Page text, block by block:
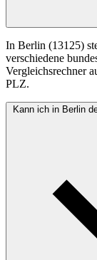
In Berlin (13125)
verschiedene
Vergleichsrechner
PLZ.
Kann ich in Berlin